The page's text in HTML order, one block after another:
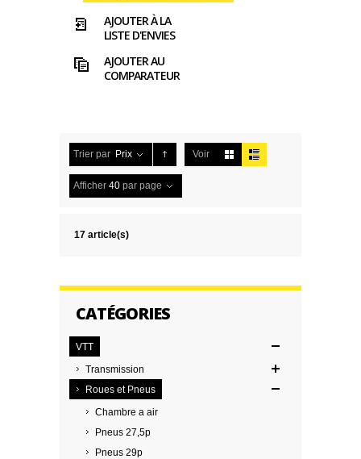
AJOUTER À LA
LISTE D'ENVIES
AJOUTER AU
COMPARATEUR
Trier par Prix Voir
Afficher 40 par page
17 article(s)
CATÉGORIES
VTT
Transmission
Roues et Pneus
Chambre a air
Pneus 27,5p
Pneus 29p